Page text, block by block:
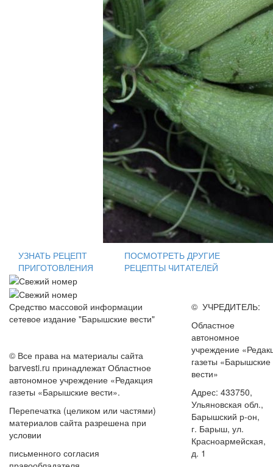
УЗНАТЬ РЕЦЕПТ
ПРИГОТОВЛЕНИЯ
ПОСМОТРЕТЬ ДРУГИЕ
РЕЦЕПТЫ ЧИТАТЕЛЕЙ
Средство массовой информации
сетевое издание "Барышские вести"
© Все права на материалы сайта
barvesti.ru принадлежат Областное
автономное учреждение «Редакция
газеты «Барышские вести».
Перепечатка (целиком или частями)
материалов сайта разрешена при
условии
письменного согласия
© УЧРЕДИТЕЛЬ:
Областное
автономное
учреждение
газеты «Барышские
вести»
Адрес: 433750,
Ульяновская обл.,
Барышский р-он,
г. Барыш, ул.
Красноармейская,
д. 1